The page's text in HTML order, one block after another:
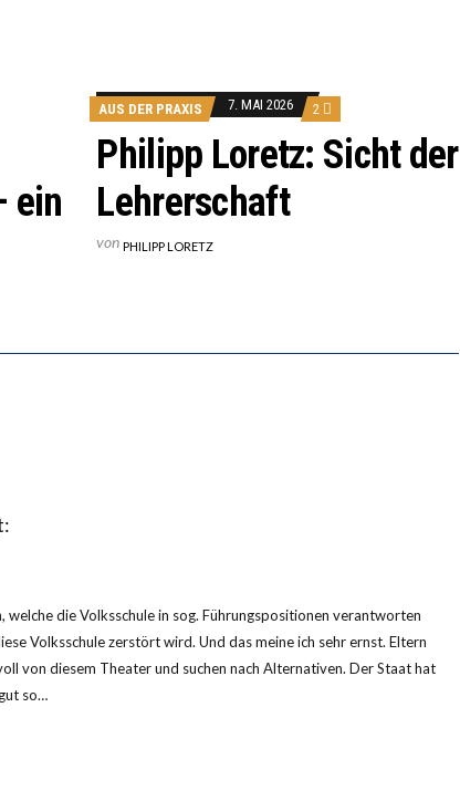
ein
AUS DER PRAXIS 7. MAI 2026 2
Philipp Loretz: Sicht der
Lehrerschaft
von PHILIPP LORETZ
welche die Volksschule in sog. Führungspositionen verantworten
Volksschule zerstört wird. Und das meine ich sehr ernst. Eltern
von diesem Theater und suchen nach Alternativen. Der Staat hat
so…